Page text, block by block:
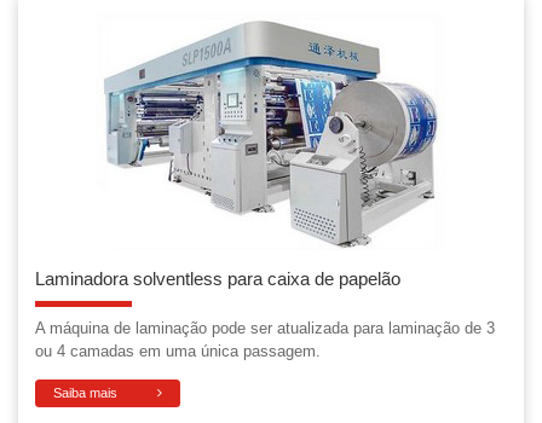
Laminadora solventless para caixa de papelão
A máquina de laminação pode ser atualizada para laminação de 3
ou 4 camadas em uma única passagem.
Saiba mais